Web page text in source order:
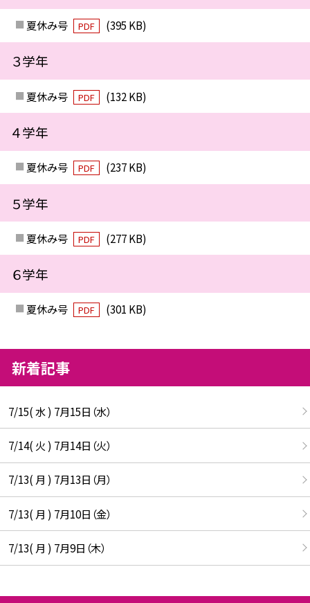
夏休み号 PDF (395 KB)
３学年
夏休み号 PDF (132 KB)
４学年
夏休み号 PDF (237 KB)
５学年
夏休み号 PDF (277 KB)
６学年
夏休み号 PDF (301 KB)
新着記事
7/15( 水 ) 7月15日（水）
7/14( 火 ) 7月14日（火）
7/13( 月 ) 7月13日（月）
7/13( 月 ) 7月10日（金）
7/13( 月 ) 7月9日（木）